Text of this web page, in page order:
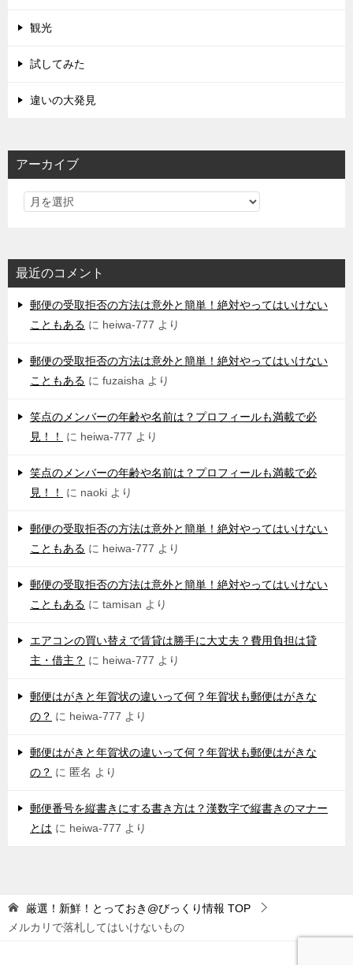
観光
試してみた
違いの大発見
アーカイブ
最近のコメント
郵便の受取拒否の方法は意外と簡単！絶対やってはいけない
こともある に heiwa-777 より
郵便の受取拒否の方法は意外と簡単！絶対やってはいけない
こともある に fuzaisha より
笑点のメンバーの年齢や名前は？プロフィールも満載で必
見！！
に heiwa-777 より
笑点のメンバーの年齢や名前は？プロフィールも満載で必
見！！
に naoki より
郵便の受取拒否の方法は意外と簡単！絶対やってはいけない
こともある に heiwa-777 より
郵便の受取拒否の方法は意外と簡単！絶対やってはいけない
こともある に tamisan より
エアコンの買い替えで賃貸は勝手に大丈夫？費用負担は貸
主・借主？ に heiwa-777 より
郵便はがきと年賀状の違いって何？年賀状も郵便はがきな
の？ に heiwa-777 より
郵便はがきと年賀状の違いって何？年賀状も郵便はがきな
の？ に 匿名 より
郵便番号を縦書きにする書き方は？漢数字で縦書きのマナー
とは に heiwa-777 より
厳選！新鮮！とっておき@びっくり情報 TOP
メルカリで落札してはいけないもの